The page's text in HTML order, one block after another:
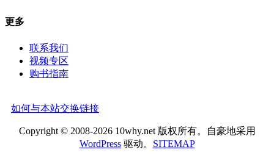
更多
联系我们
视频专区
购书指南
如何与本站交换链接
Copyright © 2008-2026 10why.net 版权所有。自豪地采用
WordPress驱动。 SITEMAP